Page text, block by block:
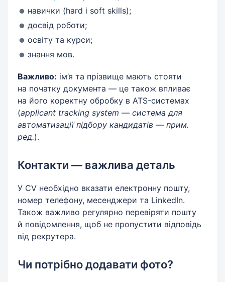
навички (hard і soft skills);
досвід роботи;
освіту та курси;
знання мов.
Важливо: ім’я та прізвище мають стояти
на початку документа — це також впливає
на його коректну обробку в ATS-системах
(applicant tracking system — система для
автоматизації підбору кандидатів — прим.
ред.).
Контакти — важлива деталь
У CV необхідно вказати електронну пошту,
номер телефону, месенджери та LinkedIn.
Також важливо регулярно перевіряти пошту
й повідомлення, щоб не пропустити відповідь
від рекрутера.
Чи потрібно додавати фото?